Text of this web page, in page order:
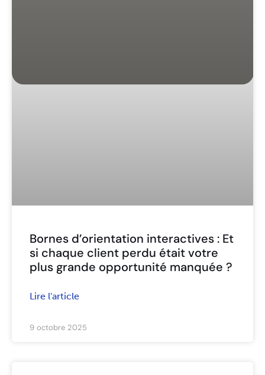
Bornes d’orientation interactives : Et
si chaque client perdu était votre
plus grande opportunité manquée ?
Lire l'article
9 octobre 2025